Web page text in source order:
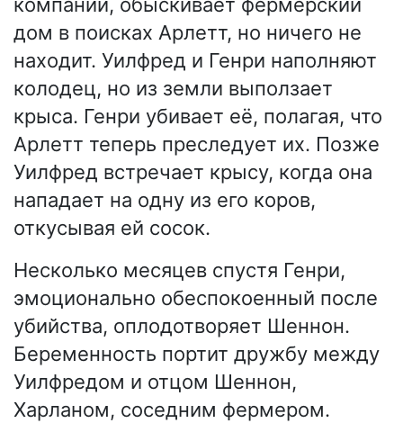
дом в поисках Арлетт, но ничего не
находит. Уилфред и Генри наполняют
колодец, но из земли выползает
крыса. Генри убивает её, полагая, что
Арлетт теперь преследует их. Позже
Уилфред встречает крысу, когда она
нападает на одну из его коров,
откусывая ей сосок.
Несколько месяцев спустя Генри,
эмоционально обеспокоенный после
убийства, оплодотворяет Шеннон.
Беременность портит дружбу между
Уилфредом и отцом Шеннон,
Харланом, соседним фермером.